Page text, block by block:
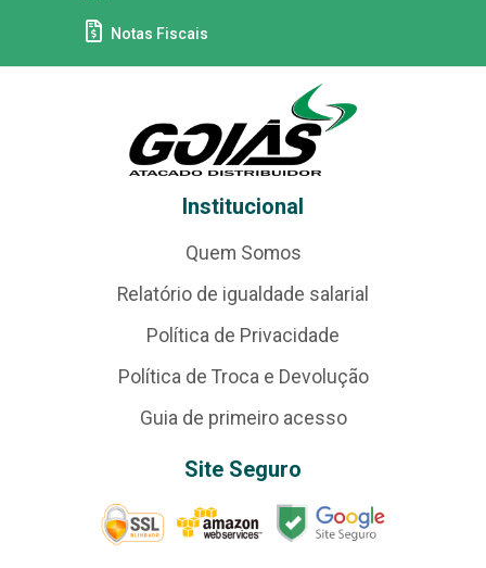
Notas Fiscais
Institucional
Quem Somos
Relatório de igualdade salarial
Política de Privacidade
Política de Troca e Devolução
Guia de primeiro acesso
Site Seguro